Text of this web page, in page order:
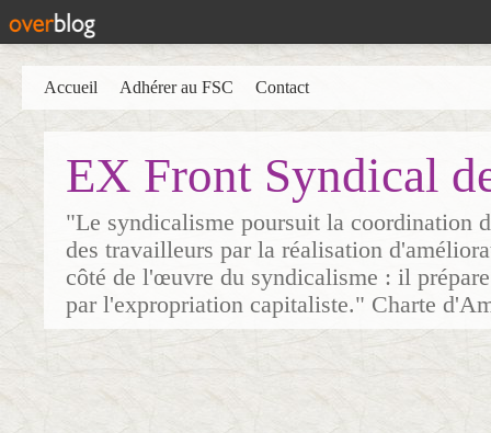
EX Front Syndical
"Le syndicalisme poursuit la coordination
des travailleurs par la réalisation
côté de l'œuvre du syndicalisme : il
par l'expropriation capitaliste." Charte
Accueil Adhérer au FSC Contact